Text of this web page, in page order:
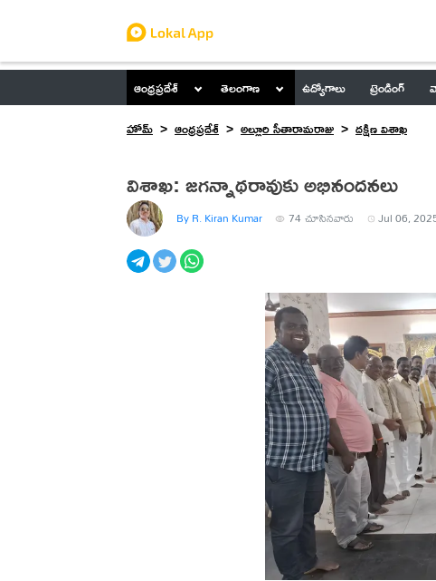
ఆంధ్రప్రదేశ్ తెలంగాణ ఉద్యోగాలు ట్రెండింగ్
హోమ్
ఆంధ్రప్రదేశ్ అల్లూరి సీతారామరాజు దక్షిణ విశాఖ
విశాఖ: జగన్నాథరావుకు అభినందనలు
By R. Kiran Kumar 74చూసినవారు Jul 06,